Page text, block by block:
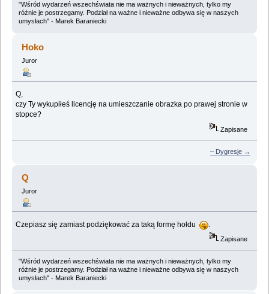
"Wśród wydarzeń wszechświata nie ma ważnych i nieważnych, tylko my
różnie je postrzegamy. Podział na ważne i nieważne odbywa się w naszych
umysłach" - Marek Baraniecki
Hoko
Juror
Q,
czy Ty wykupiłeś licencję na umieszczanie obrazka po prawej stronie w
stopce?
Zapisane
– Dygresje →
Q
Juror
Czepiasz się zamiast podziękować za taką formę hołdu .
Zapisane
"Wśród wydarzeń wszechświata nie ma ważnych i nieważnych, tylko my
różnie je postrzegamy. Podział na ważne i nieważne odbywa się w naszych
umysłach" - Marek Baraniecki